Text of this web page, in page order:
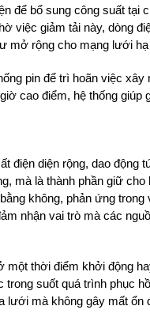
để bổ sung công suất tại
việc giảm tải này, dòng
mở rộng cho mạng lưới hạ
pin để trì hoãn việc
cao điểm, hệ thống
điện diện rộng, dao động
mà là thành phần giữ
không, phản ứng
nhận vai trò mà các
một thời điểm khởi động
suốt quá trình phục
lưới mà không gây mất ổn